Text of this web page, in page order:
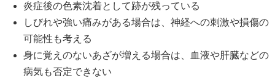
炎症後の色素沈着として跡が残っている
しびれや強い痛みがある場合は、神経への刺激や損傷の
可能性も考える
身に覚えのないあざが増える場合は、血液や肝臓などの
病気も否定できない